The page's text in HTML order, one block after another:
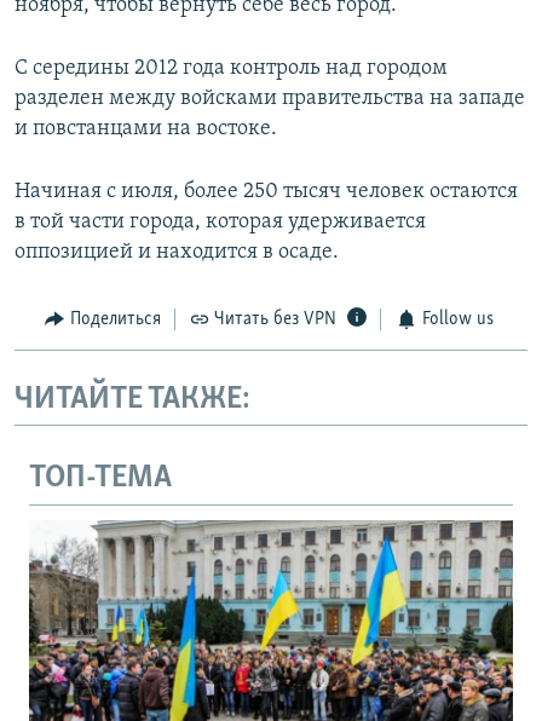
ноября, чтобы вернуть себе весь город.
С середины 2012 года контроль над городом
разделен между войсками правительства на западе
и повстанцами на востоке.
Начиная с июля, более 250 тысяч человек остаются
в той части города, которая удерживается
оппозицией и находится в осаде.
Поделиться Читать без VPN Follow us
ЧИТАЙТЕ ТАКЖЕ:
ТОП-ТЕМА